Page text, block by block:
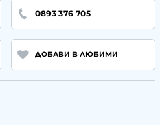
0893 376 705
ДОБАВИ В ЛЮБИМИ